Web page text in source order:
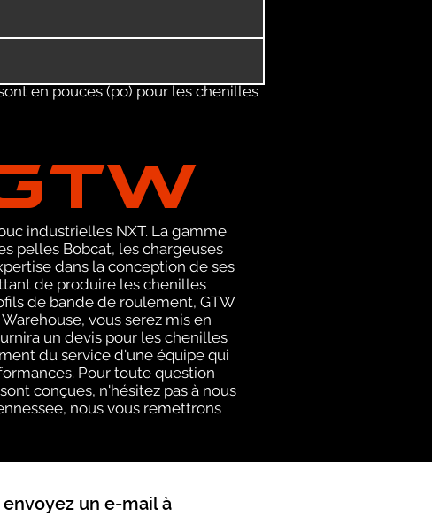
en pouces (po) pour les chenilles
industrielles NXT. La gamme
pelles Bobcat, les chargeuses
dans la conception de ses
de produire les chenilles
de bande de roulement, GTW
vous serez mis en
un devis pour les chenilles
du service d'une équipe qui
Pour toute question
conçues, n'hésitez pas à nous
nous vous remettrons
envoyez un e-mail à